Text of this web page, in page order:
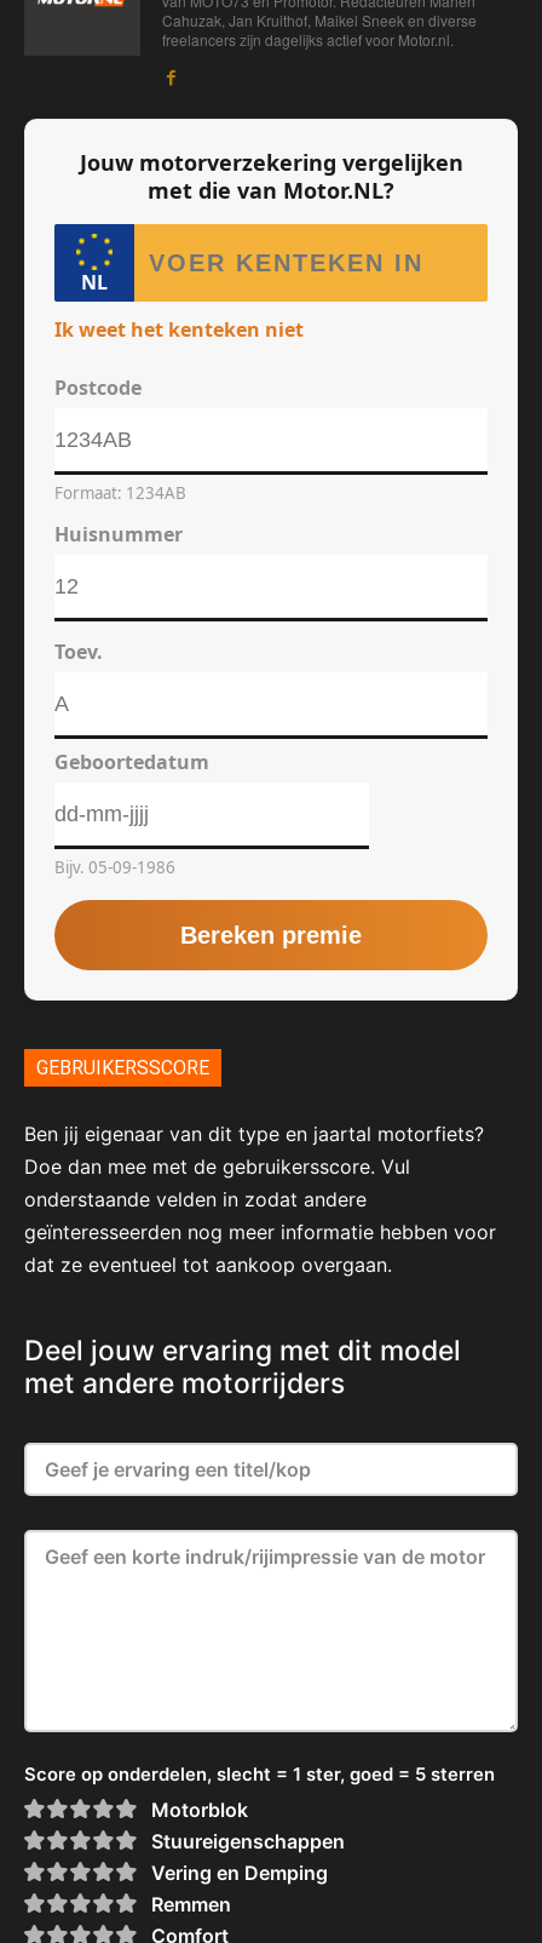
Cahuzak, Jan Kruithof, Maikel Sneek en diverse
freelancers zijn dagelijks actief voor Motor.nl.
GEBRUIKERSSCORE
Ben jij eigenaar van dit type en jaartal motorfiets?
Doe dan mee met de gebruikersscore. Vul
onderstaande velden in zodat andere
geïnteresseerden nog meer informatie hebben voor
dat ze eventueel tot aankoop overgaan.
Deel jouw ervaring met dit model
met andere motorrijders
Score op onderdelen, slecht = 1 ster, goed = 5 sterren
Motorblok
Stuureigenschappen
Vering en Demping
Remmen
Comfort